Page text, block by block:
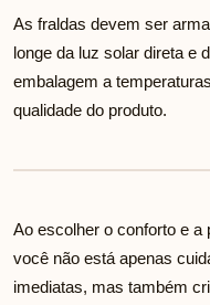
As fraldas devem ser
longe da luz solar direta e
embalagem a
qualidade do produto.
Ao escolher o conforto e a
você não está apenas
imediatas, mas também